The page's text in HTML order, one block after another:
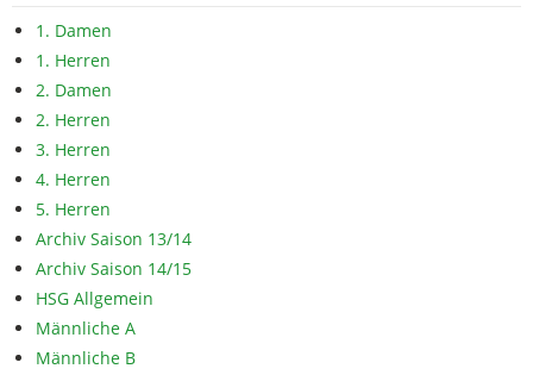
1. Damen
1. Herren
2. Damen
2. Herren
3. Herren
4. Herren
5. Herren
Archiv Saison 13/14
Archiv Saison 14/15
HSG Allgemein
Männliche A
Männliche B